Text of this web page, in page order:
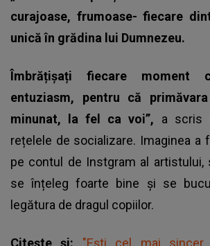
curajoase, frumoase- fiecare
unică în grădina lui Dumnezeu.
Îmbrățișați fiecare moment
entuziasm, pentru că
minunat, la fel ca voi”, a scris
rețelele de socializare. Imaginea a
pe contul de Instgram al
se înțeleg foarte bine și se
legătura de dragul copiilor.
Citește și: "Ești cel mai